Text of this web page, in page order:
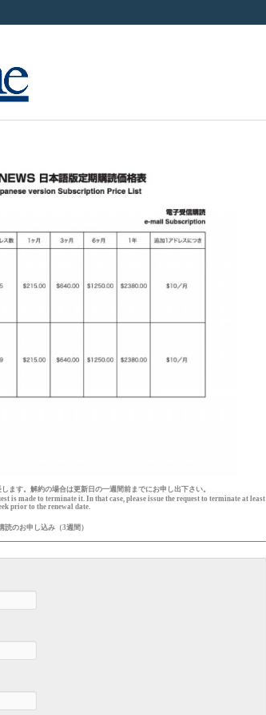
ます。解約の場合は更新日の一週間前までにお申し出下さい。
is made to terminate it. In that case, please issue the request to terminate at least
prior to the renewal date.
読のお申し込み（3週間）